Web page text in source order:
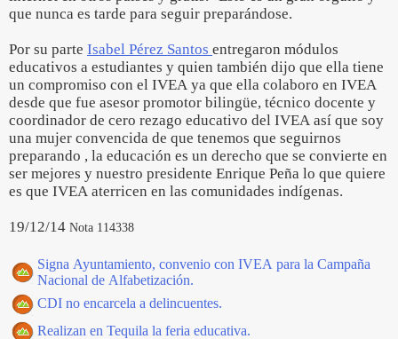
que nunca es tarde para seguir preparándose.
Por su parte Isabel Pérez Santos entregaron módulos
educativos a estudiantes y quien también dijo que ella tiene
un compromiso con el IVEA ya que ella colaboro en IVEA
desde que fue asesor promotor bilingüe, técnico docente y
coordinador de cero rezago educativo del IVEA así que soy
una mujer convencida de que tenemos que seguirnos
preparando , la educación es un derecho que se convierte en
ser mejores y nuestro presidente Enrique Peña lo que quiere
es que IVEA aterricen en las comunidades indígenas.
19/12/14 Nota 114338
Signa Ayuntamiento, convenio con IVEA para la Campaña
Nacional de Alfabetización.
CDI no encarcela a delincuentes.
Realizan en Tequila la feria educativa.